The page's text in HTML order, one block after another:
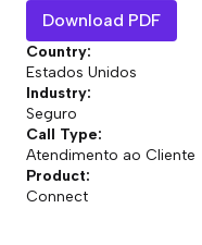
Download PDF
Country:
Estados Unidos
Industry:
Seguro
Call Type:
Atendimento ao Cliente
Product:
Connect